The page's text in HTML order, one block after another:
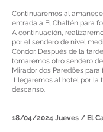
Continuaremos al
entrada a El Chaltén para
A continuación,
por el sendero de nivel
Cóndor. Después de la
tomaremos otro sendero
Mirador dos Paredões
Llegaremos al hotel por la
descanso.
18/04/2024 Jueves / El